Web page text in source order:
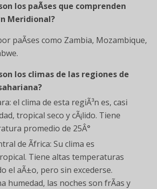
los paÃ­ses que comprenden
Meridional?
paÃ­ses como Zambia, Mozambique,
los climas de las regiones de
el clima de esta regiÃ³n es, casi
tropical seco y cÃ¡lido. Tiene
promedio de 25Â°
de Ãfrica: Su clima es
Tiene altas temperaturas
el aÃ±o, pero sin excederse.
humedad, las noches son frÃ­as y